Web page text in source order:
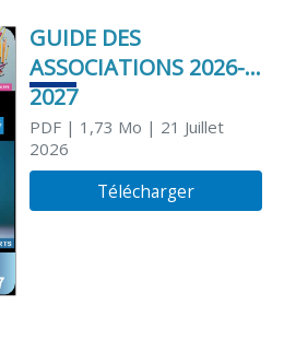
GUIDE DES
ASSOCIATIONS 2026-
2027
PDF| 1,73 Mo | 21 Juillet
2026
Télécharger